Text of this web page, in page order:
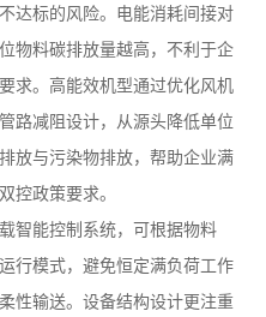
达标的风险。电能消耗间接对
物料碳排放量越高，不利于企
求。高能效机型通过优化风机
路减阻设计，从源头降低单位
放与污染物排放，帮助企业满
控政策要求。
智能控制系统，可根据物料
行模式，避免恒定满负荷工作
性输送。设备结构设计更注重